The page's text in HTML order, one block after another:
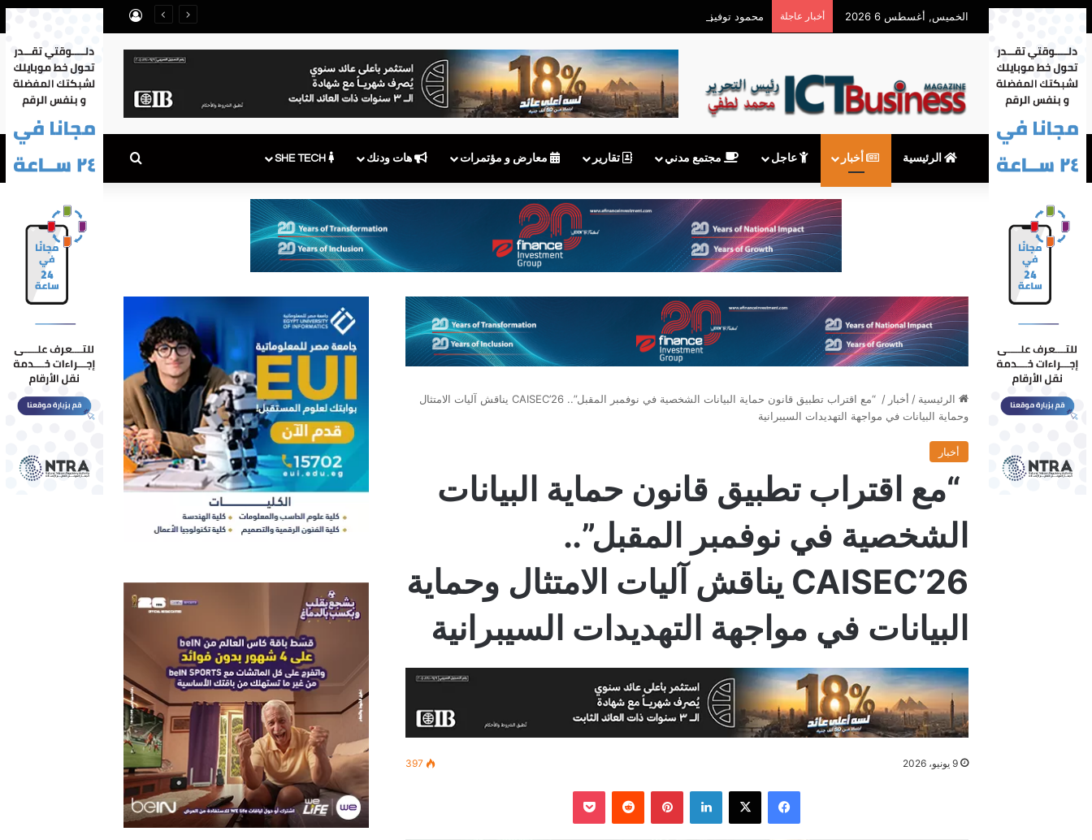
الخميس, أغسطس 6 2026 أخبار عاجلة محمود توفيق يكتب: بعد توقف MyNTRA.. هل يكفي شعار «نقوم بالتحديث»؟ تسجيل الدخول
الرئيسية أخبار عاجل مجتمع مدني تقارير معارض و مؤتمرات هات ودنك بحث عن
الرئيسية / أخبار /
“مع اقتراب تطبيق قانون حماية البيانات الشخصية في نوفمبر المقبل”.. CAISEC’26 يناقش آليات الامتثال
وحماية البيانات في مواجهة التهديدات السيبرانية
أخبار
“مع اقتراب تطبيق قانون حماية البيانات
الشخصية في نوفمبر المقبل”..
CAISEC’26 يناقش آليات الامتثال وحماية
البيانات في مواجهة التهديدات السيبرانية
9 يونيو، 2026 397
فيسبوك ‫X لينكدإن بينتيريست
‏Reddit
‫Pocket